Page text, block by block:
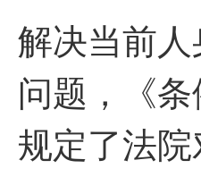
解决当前
问题，《
规定了法